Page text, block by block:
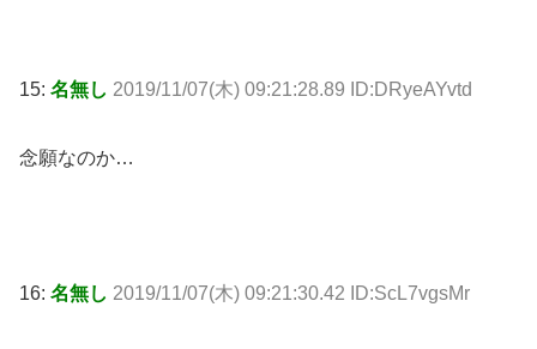
15: 名無し 2019/11/07(木) 09:21:28.89 ID:DRyeAYvtd
念願なのか…
16: 名無し 2019/11/07(木) 09:21:30.42 ID:ScL7vgsMr